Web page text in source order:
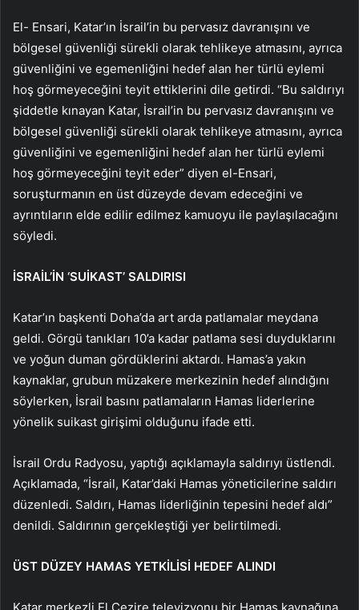
El- Ensari, Katar’ın İsrail’in bu pervasız davranışını ve
bölgesel güvenliği sürekli olarak tehlikeye atmasını, ayrıca
güvenliğini ve egemenliğini hedef alan her türlü eylemi
hoş görmeyeceğini teyit ettiklerini dile getirdi. “Bu saldırıyı
şiddetle kınayan Katar, İsrail’in bu pervasız davranışını ve
bölgesel güvenliği sürekli olarak tehlikeye atmasını, ayrıca
güvenliğini ve egemenliğini hedef alan her türlü eylemi
hoş görmeyeceğini teyit eder” diyen el-Ensari,
soruşturmanın en üst düzeyde devam edeceğini ve
ayrıntıların elde edilir edilmez kamuoyu ile paylaşılacağını
söyledi.
İSRAİL’İN ‘SUİKAST’ SALDIRISI
Katar’ın başkenti Doha’da art arda patlamalar meydana
geldi. Görgü tanıkları 10’a kadar patlama sesi duyduklarını
ve yoğun duman gördüklerini aktardı. Hamas’a yakın
kaynaklar, grubun müzakere merkezinin hedef alındığını
söylerken, İsrail basını patlamaların Hamas liderlerine
yönelik suikast girişimi olduğunu ifade etti.
İsrail Ordu Radyosu, yaptığı açıklamayla saldırıyı üstlendi.
Açıklamada, “İsrail, Katar’daki Hamas yöneticilerine saldırı
düzenledi. Saldırı, Hamas liderliğinin tepesini hedef aldı”
denildi. Saldırının gerçekleştiği yer belirtilmedi.
ÜST DÜZEY HAMAS YETKİLİSİ HEDEF ALINDI